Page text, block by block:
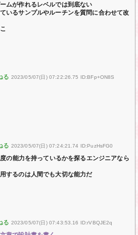
ムが作れるレベルでは到底ない
いるサンプルやルーチンを質問に合わせて改
2023/05/07(日) 07:22:26.75 ID:BFp+ON8S
2023/05/07(日) 07:24:21.74 ID:PuzHsFG0
の能力を持っているかを探るエンジニアなら
するのは人間でも大切な能力だ
2023/05/07(日) 07:43:53.16 ID:rVBQJE2q